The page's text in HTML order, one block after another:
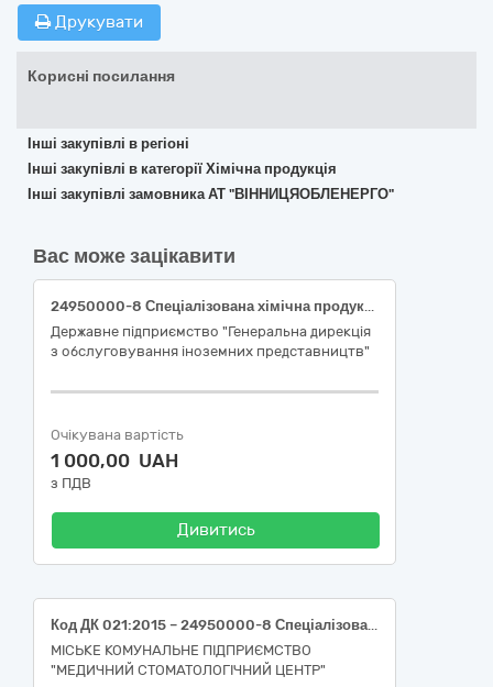
Друкувати
Корисні посилання
Інші закупівлі в регіоні
Інші закупівлі в категорії Хімічна продукція
Інші закупівлі замовника АТ "ВІННИЦЯОБЛЕНЕРГО"
Вас може зацікавити
24950000-8 Спеціалізована хімічна продукція (24959100-2 Аерозолі)
Державне підприємство "Генеральна дирекція
з обслуговування іноземних представництв"
Очікувана вартість
1 000,00 UAH
з ПДВ
Дивитись
Код ДК 021:2015 – 24950000-8 Спеціалізована хімічна продукція (Восковий дріт, 3.5 мм зелений, твердий 250г; Восковий дріт, 4.0 мм зелений, твердий 250г)
МІСЬКЕ КОМУНАЛЬНЕ ПІДПРИЄМСТВО
"МЕДИЧНИЙ СТОМАТОЛОГІЧНИЙ ЦЕНТР"